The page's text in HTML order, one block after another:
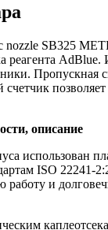
nozzle SB325
реагента
Пропускная
позволяет
описание
использован
ISO 22241-
работу и